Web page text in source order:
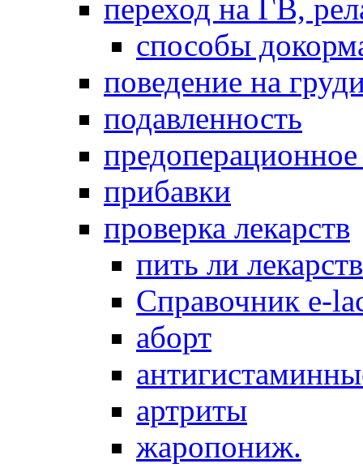
переход на ГВ,
способы
поведение на
подавленность
прибавки
проверка лекарств
пить ли
Справочник e-
аборт
артриты
жаропониж.